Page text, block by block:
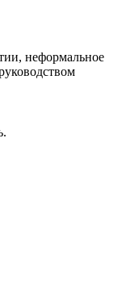
неформальное